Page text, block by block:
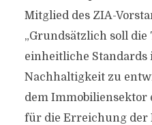
Mitglied des ZIA-
„Grundsätzlich soll die
einheitliche Standards
Nachhaltigkeit zu
dem Immobiliensektor
für die Erreichung der